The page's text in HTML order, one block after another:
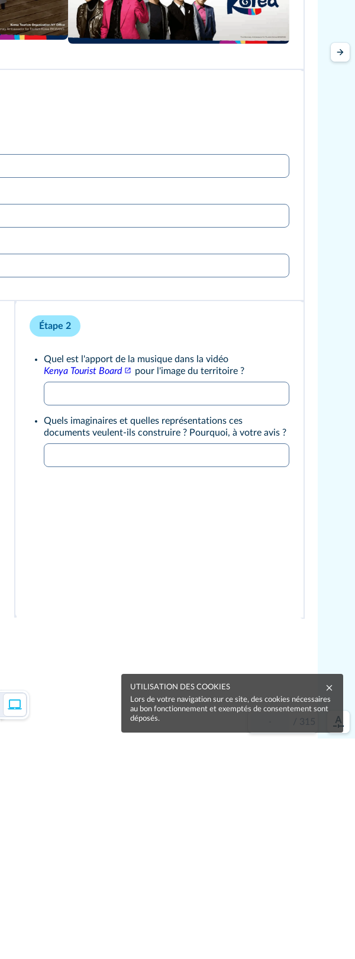
/ 315
Étape 2
Quel est l'apport de la musique dans la vidéo
Kenya Tourist Board
pour l'image du territoire ?
Quels imaginaires et quelles représentations ces
documents veulent-ils construire ? Pourquoi, à votre avis ?
UTILISATION DES COOKIES
Lors de votre navigation sur ce site, des cookies nécessaires
au bon fonctionnement et exemptés de consentement sont
déposés.